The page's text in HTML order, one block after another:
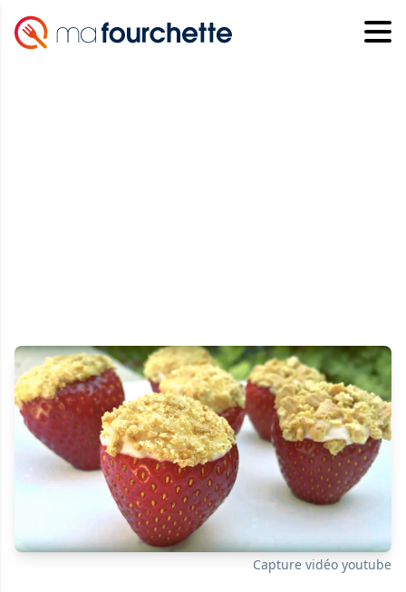
Capture vidéo youtube